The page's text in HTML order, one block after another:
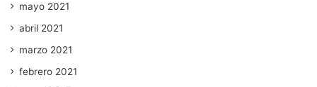
mayo 2021
abril 2021
marzo 2021
febrero 2021